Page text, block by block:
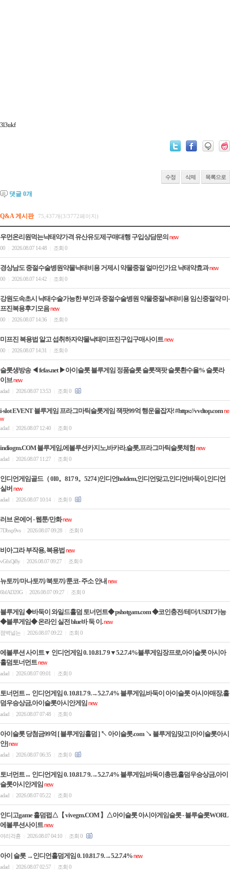
3l3ukf
수정 삭제 목록으로
댓글 0개
Q&A 게시판 75,437개(3/3772페이지)
우먼온리원먹는낙태약가격 유산유도제구매대행 구입상담문의 new
00
2026.08.07 14:48 조회 0
경상남도 중절수술병원약물낙태비용 거제시 약물중절 얼마인가요 낙­태약효과new
00
2026.08.07 14:42 조회 0
강원도속초시 낙태수술가능한 부인과 중절수술병원 약물중절낙태비용 임신중절약 미­
프진복용후기모음new
00
2026.08.07 14:36 조회 0
미프진 복용법 알고 섭취하자약물낙태미프진구입구매사이트new
00
2026.08.07 14:31 조회 0
슬롯생방송 ◀ fefas.net ▶아이슬롯 블루게임 정품슬롯 슬롯잭팟 슬롯환수율% 슬롯라
이브new
adad
2026.08.07 13:53 조회 0
i-slot EVENT 블루게임 프라그마틱슬롯게임 잭팟99억 행운을잡자! #https://vvdtop.comne
w
adad
2026.08.07 12:40 조회 0
indiogm.COM 블루게임,에볼루션카지노,바카라,슬롯,프라그마틱슬롯체험 new
adad
2026.08.07 11:27 조회 0
인디언게임골드（ 0I0。817 9。5274 )인디언holdem,인디언맞고,인디언바둑이,인디언
실버 new
adad
2026.08.07 10:14 조회 0
러브 온에어 - 웹툰/만화new
7Dbxp9vs
2026.08.07 09:28 조회 0
비아그라 부작용, 복용법 new
vGfxQi8y
2026.08.07 09:27 조회 0
뉴토끼/마나토끼/북토끼/툰코- 주소 안내 new
6bfAD20G
2026.08.07 09:27 조회 0
블루게임 ◆바둑이 와일드홀덤 토너먼트◆ pshotgam.com ◆코인충전/테더/USDT가능
◆블루게임◆ 온라인 실전 blue바 둑 이.new
졈벽널는
2026.08.07 09:22 조회 0
에볼루션 사이트▼ 인디언게임 0. 10.81.7 9▼5.2.7.4%블루게임장프로,아이슬롯 아시아
홀덤토너먼트new
adad
2026.08.07 09:01 조회 0
토너먼트↔ 인디언게임 0. 10.81.7 9.→5.2.7.4% 블루게임,바둑이 아이슬롯 아시아매장,홀
덤우승상금,아이슬롯아시안게임 new
adad
2026.08.07 07:48 조회 0
아이슬롯 당첨금99억 [ 블루게임홀덤 ] ↖ 아이슬롯.com ↘ 블루게임맞고 [아이슬롯아시
안]new
adad
2026.08.07 06:35 조회 0
토너먼트↔ 인디언게임 0. 10.81.7 9.→5.2.7.4% 블루게임,바둑이총판,홀덤우승상금,아이
슬롯아시안게임 new
adad
2026.08.07 05:22 조회 0
인디­고game 홀­덤펍△【 vivegm.COM 】△아이슬롯 아시아게임슬­롯 - 블루슬­롯WORL
에볼루션사이트new
여리걱휸
2026.08.07 04:10 조회 0
아이 슬롯 →인디언홀덤게임 0. 10.81.7 9.→5.2.7.4%new
adad
2026.08.07 02:57 조회 0